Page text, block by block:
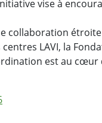
vise à
collaboration étroite
LAVI, la
est au cœur